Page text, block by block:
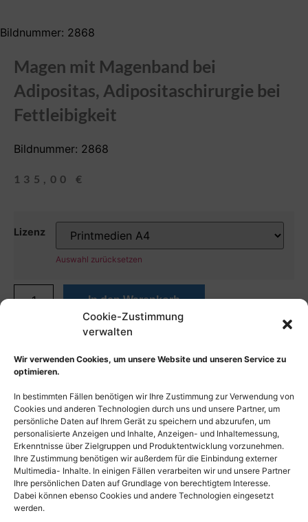
Cookie-Zustimmung
verwalten
Wir verwenden Cookies, um unsere Website und unseren Service zu
optimieren.
In bestimmten Fällen benötigen wir Ihre Zustimmung zur Verwendung von
Cookies und anderen Technologien durch uns und unsere Partner, um
persönliche Daten auf Ihrem Gerät zu speichern und abzurufen, um
personalisierte Anzeigen und Inhalte, Anzeigen- und Inhaltemessung,
Erkenntnisse über Zielgruppen und Produktentwicklung vorzunehmen.
Ihre Zustimmung benötigen wir außerdem für die Einbindung externer
Multimedia- Inhalte. In einigen Fällen verarbeiten wir und unsere Partner
Ihre persönlichen Daten auf Grundlage von berechtigtem Interesse.
Dabei können ebenso Cookies und andere Technologien eingesetzt
werden.
Bildnummer: 2868
Magen mit Magenband bei
Adipositas, Adipositaschirurgie bei
Fettleibigkeit
Bildnummer: 2868
135,00 €
Lizenz
Auswahl zurücksetzen
In den Warenkorb